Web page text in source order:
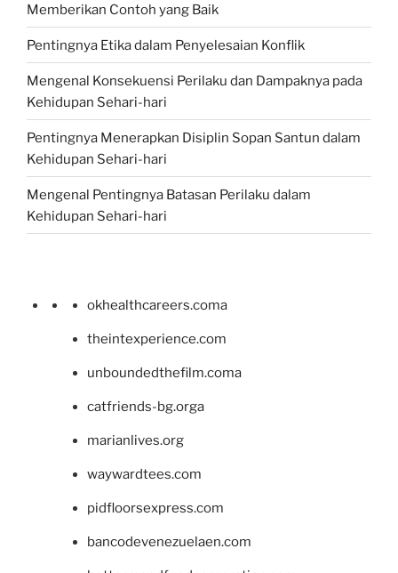
Memberikan Contoh yang Baik
Pentingnya Etika dalam Penyelesaian Konflik
Mengenal Konsekuensi Perilaku dan Dampaknya pada
Kehidupan Sehari-hari
Pentingnya Menerapkan Disiplin Sopan Santun dalam
Kehidupan Sehari-hari
Mengenal Pentingnya Batasan Perilaku dalam
Kehidupan Sehari-hari
okhealthcareers.coma
theintexperience.com
unboundedthefilm.coma
catfriends-bg.orga
marianlives.org
waywardtees.com
pidfloorsexpress.com
bancodevenezuelaen.com